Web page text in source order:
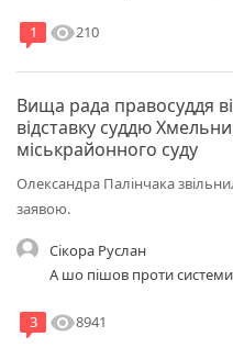
даних де саме були ті
щось наші слєдоватєлі
1 visibility210
Вища рада правосуддя
відставку суддю
міськрайонного суду
Олександра Палінчака
заявою.
Сікора Руслан
А шо пішов проти
3 visibility8941